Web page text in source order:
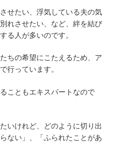
せたい、浮気している夫の気
れさせたい、など、絆を結び
る人が多いのです。
ちの希望にこたえるため、ア
行っています。
こともエキスパートなので
いけれど、どのように切り出
ない」、「ふられたことがあ